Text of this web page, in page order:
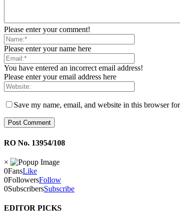
Please enter your comment!
Please enter your name here
You have entered an incorrect email address!
Please enter your email address here
Save my name, email, and website in this browser
RO No. 13954/108
×
0FansLike
0FollowersFollow
0SubscribersSubscribe
EDITOR PICKS